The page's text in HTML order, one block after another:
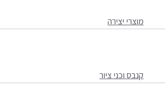
מוצרי יצירה
קנבס וכני ציור